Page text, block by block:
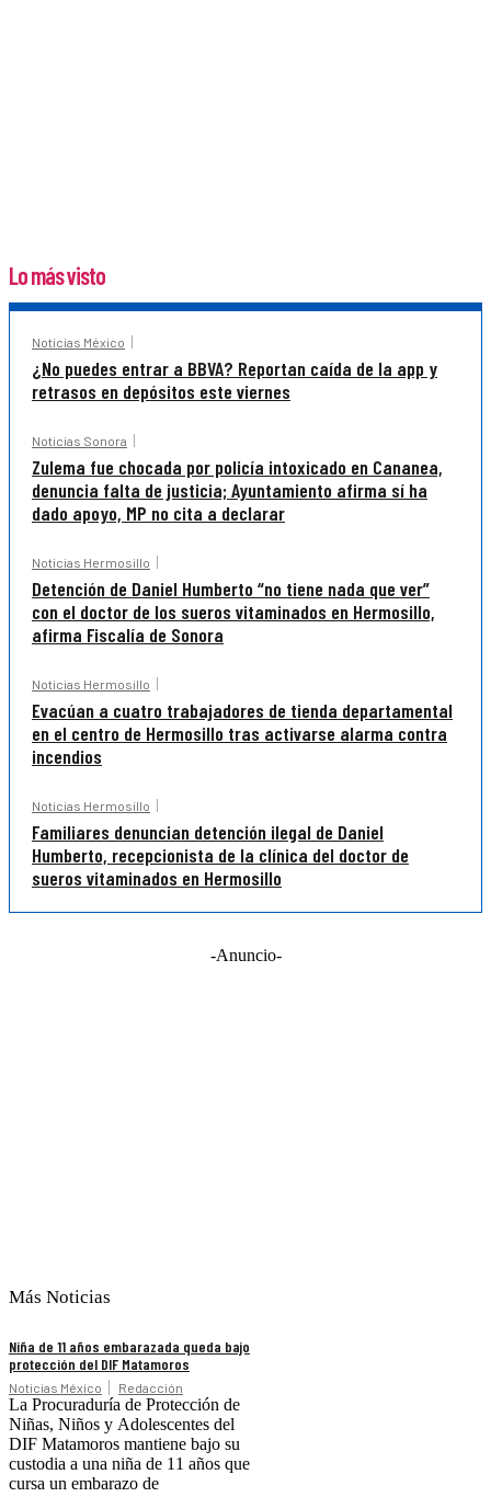
Lo más visto
Noticias México
¿No puedes entrar a BBVA? Reportan caída de la app y
retrasos en depósitos este viernes
Noticias Sonora
Zulema fue chocada por policía intoxicado en Cananea,
denuncia falta de justicia; Ayuntamiento afirma sí ha
dado apoyo, MP no cita a declarar
Noticias Hermosillo
Detención de Daniel Humberto “no tiene nada que ver”
con el doctor de los sueros vitaminados en Hermosillo,
afirma Fiscalía de Sonora
Noticias Hermosillo
Evacúan a cuatro trabajadores de tienda departamental
en el centro de Hermosillo tras activarse alarma contra
incendios
Noticias Hermosillo
Familiares denuncian detención ilegal de Daniel
Humberto, recepcionista de la clínica del doctor de
sueros vitaminados en Hermosillo
-Anuncio-
Más Noticias
Niña de 11 años embarazada queda bajo
protección del DIF Matamoros
Noticias México Redacción
La Procuraduría de Protección de
Niñas, Niños y Adolescentes del
DIF Matamoros mantiene bajo su
custodia a una niña de 11 años que
cursa un embarazo de